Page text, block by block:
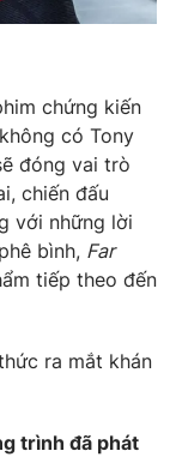
chứng kiến
có Tony
đóng vai trò
chiến đấu
với những lời
bình, Far
tiếp theo đến
ra mắt khán
trình đã phát